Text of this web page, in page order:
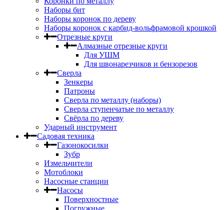
Наборы бит
Наборы коронок по дереву
Наборы коронок с карбид-вольфрамовой крошкой
Отрезные круги
Алмазные отрезные круги
Для УШМ
Для швонарезчиков и бензорезов
Сверла
Зенкеры
Патроны
Сверла по металлу (наборы)
Сверла ступенчатые по металлу
Свёрла по дереву
Ударный инструмент
Садовая техника
Газонокосилки
Зубр
Измельчители
Мотоблоки
Насосные станции
Насосы
Поверхностные
Погружные